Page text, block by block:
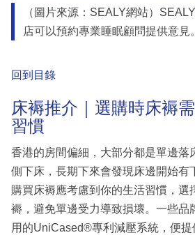
（圖片來源：SEALY網站）
店可以預約專業睡眠顧問提供意見。
回到目錄
床褥推介｜選購時床褥
習慣
香港的房間偏細，大部分都是單邊落
側下床，長期下來會發現床邊開始有
購買床褥應考慮到你的生活習慣，選
褥，避免單邊受力導致損壞。一些品
用的UniCased®專利減壓系統，便提